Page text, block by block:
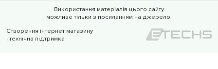
Використання матеріалів цього сайту
можливе тільки з посиланням на джерело.
Створення інтернет магазину
і технічна підтримка